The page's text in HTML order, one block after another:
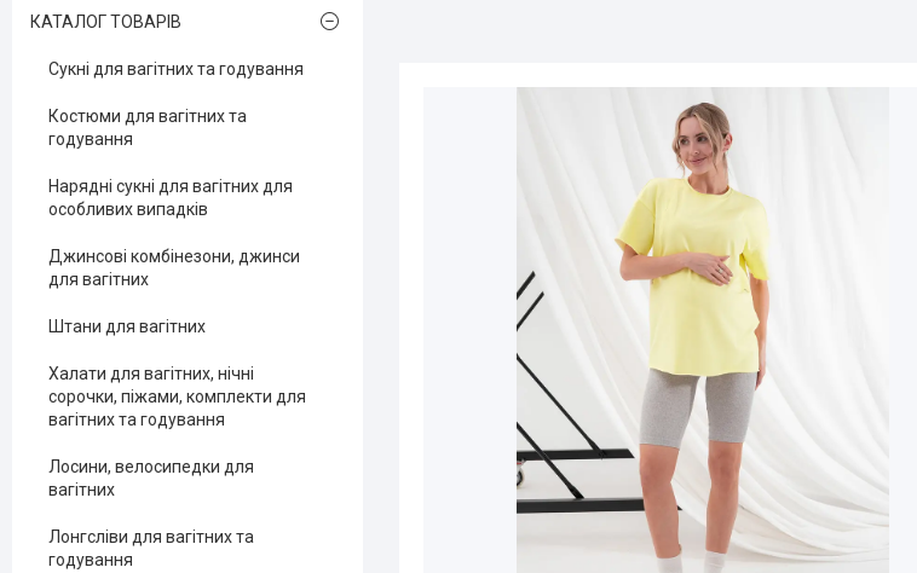
КАТАЛОГ ТОВАРІВ
Сукні для вагітних та годування
Костюми для вагітних та
годування
Нарядні сукні для вагітних для
особливих випадків
Джинсові комбінезони, джинси
для вагітних
Штани для вагітних
Халати для вагітних, нічні
сорочки, піжами, комплекти для
вагітних та годування
Лосини, велосипедки для
вагітних
Лонгсліви для вагітних та
годування